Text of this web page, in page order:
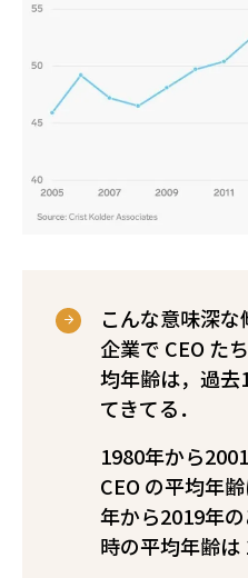
こんな意味深
企業で CEO た
均年齢は，過去
てきてる．
1980年から
CEO の平均年
年から2019年
時の平均年齢は